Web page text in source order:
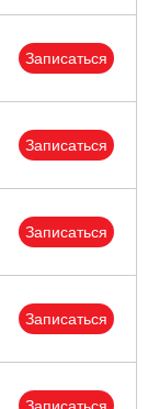
Записаться
Записаться
Записаться
Записаться